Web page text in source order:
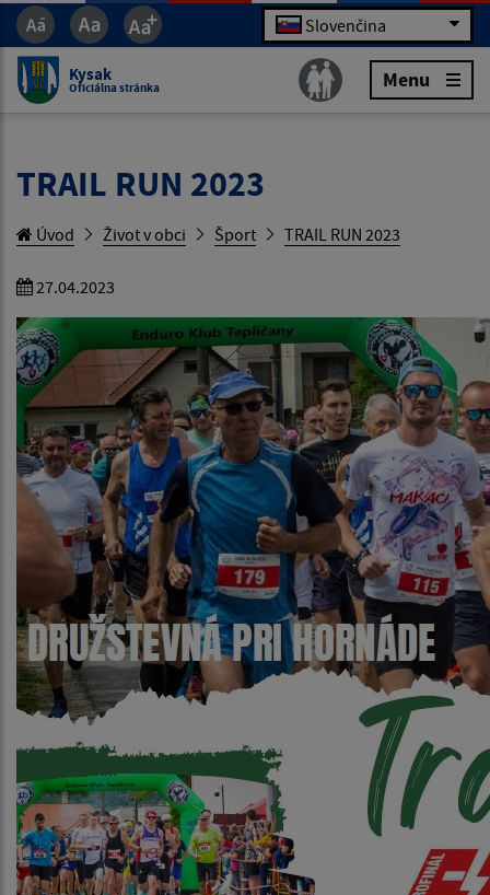
Slovenčina
Kysak
Oficiálna stránka Menu
TRAIL RUN 2023
Úvod Život v obci Šport TRAIL RUN 2023
27.04.2023